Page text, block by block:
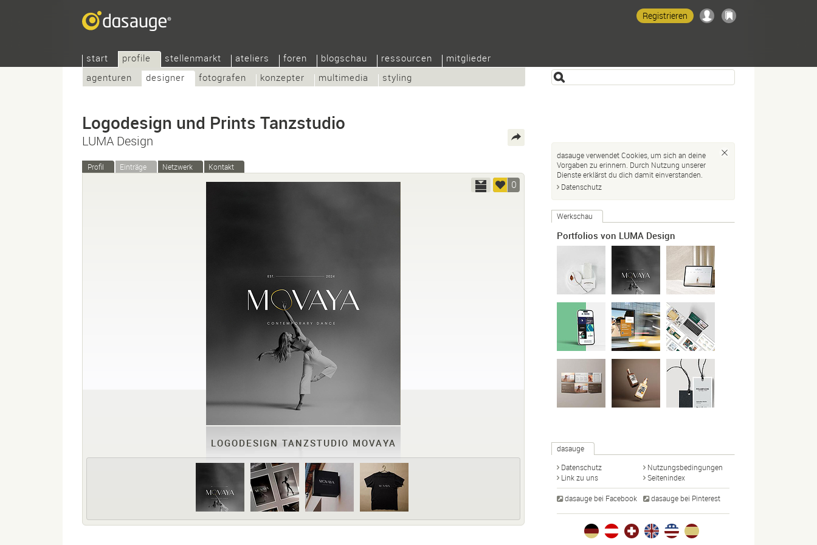
start
profile
agenturen
designer fotografen konzepter multimedia styling
stellenmarkt ateliers foren blogschau ressourcen mitglieder
Registrieren
Logodesign und Prints Tanzstudio
LUMA Design
Profil Einträge Netzwerk Kontakt
LOGODESIGN TANZSTUDIO MOVAYA
0
dasauge verwendet Cookies, um sich an deine
Vorgaben zu erinnern. Durch Nutzung unserer
Dienste erklärst du dich damit einverstanden.
Datenschutz
Werkschau
Portfolios von LUMA Design
dasauge
Datenschutz
Nutzungsbedingungen
Link zu uns
Seitenindex
dasauge bei Facebook dasauge bei Pinterest